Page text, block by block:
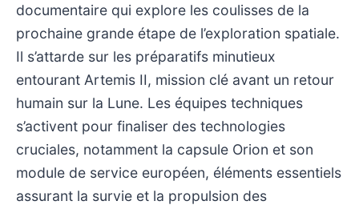
documentaire qui explore les coulisses de la
prochaine grande étape de l’exploration spatiale.
Il s’attarde sur les préparatifs minutieux
entourant Artemis II, mission clé avant un retour
humain sur la Lune. Les équipes techniques
s’activent pour finaliser des technologies
cruciales, notamment la capsule Orion et son
module de service européen, éléments essentiels
assurant la survie et la propulsion des